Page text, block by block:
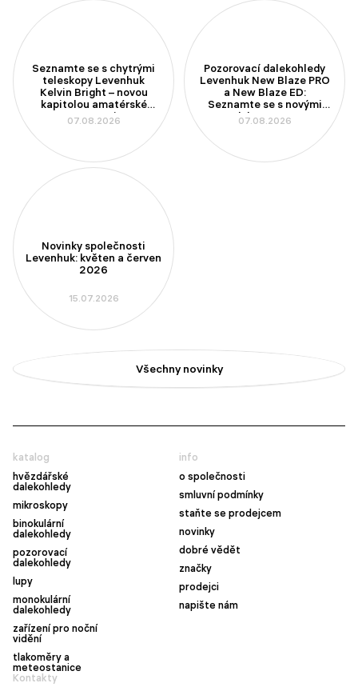
Seznamte se s chytrými
teleskopy Levenhuk
Kelvin Bright – novou
kapitolou amatérské
astronomie
07.08.2026
Pozorovací dalekohledy
Levenhuk New Blaze PRO
a New Blaze ED:
Seznamte se s novými
modely se 100mm
aperturou
07.08.2026
Novinky společnosti
Levenhuk: květen a červen
2026
15.07.2026
Všechny novinky
katalog
hvězdářské
dalekohledy
mikroskopy
binokulární
dalekohledy
pozorovací
dalekohledy
lupy
monokulární
dalekohledy
zařízení pro noční
vidění
tlakoměry a
meteostanice
info
o společnosti
smluvní podmínky
staňte se prodejcem
novinky
dobré vědět
značky
prodejci
napište nám
Kontakty